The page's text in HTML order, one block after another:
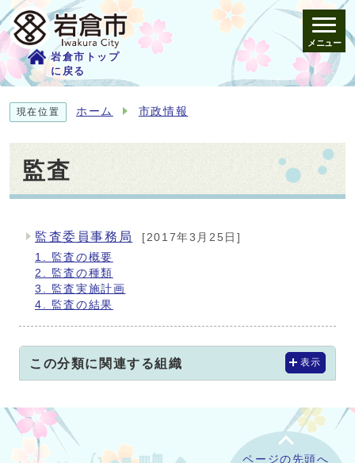
岩倉市トップ
に戻る
メニュー
現在位置 ホーム 市政情報
監査
メインメニュー
監査委員事務局
[2017年3月25日]
1. 監査の概要
2. 監査の種類
3. 監査実施計画
4. 監査の結果
この分類に関連する組織 表示
ページの先頭へ